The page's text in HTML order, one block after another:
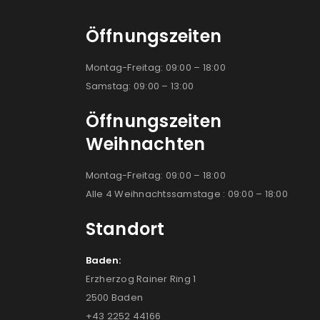
Öffnungszeiten
Montag-Freitag: 09:00 – 18:00
Samstag: 09:00 – 13:00
Öffnungszeiten
Weihnachten
Montag-Freitag: 09:00 – 18:00
Alle 4 Weihnachtssamstage : 09:00 – 18:00
Standort
Baden:
Erzherzog Rainer Ring 1
2500 Baden
+43 2252 44166